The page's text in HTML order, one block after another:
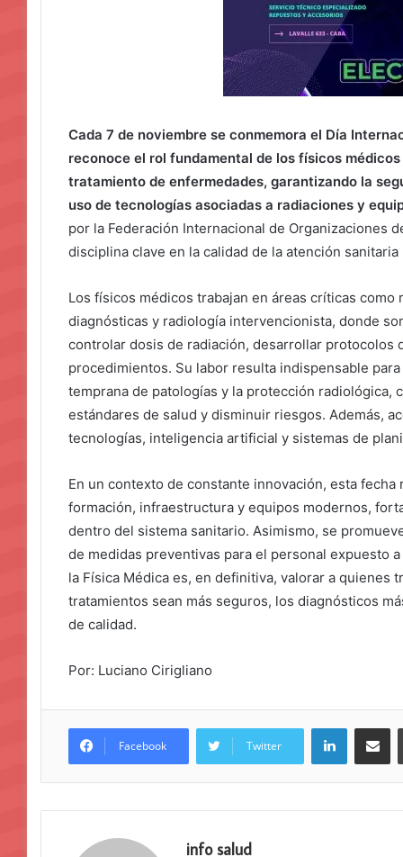
Cada 7 de noviembre se conmemora el Día
reconoce el rol fundamental de los físicos
tratamiento de enfermedades, garantizando la
uso de tecnologías asociadas a radiaciones y
por la Federación Internacional de Organizaciones
disciplina clave en la calidad de la atención sanitaria
Los físicos médicos trabajan en áreas críticas
diagnósticas y radiología intervencionista, donde
controlar dosis de radiación, desarrollar protocolos
procedimientos. Su labor resulta indispensable
temprana de patologías y la protección radiológica,
estándares de salud y disminuir riesgos. Además,
tecnologías, inteligencia artificial y sistemas de
En un contexto de constante innovación, esta
formación, infraestructura y equipos modernos,
dentro del sistema sanitario. Asimismo, se
de medidas preventivas para el personal expuesto
la Física Médica es, en definitiva, valorar a quienes
tratamientos sean más seguros, los diagnósticos
de calidad.
Por: Luciano Cirigliano
Facebook Twitter
LinkedIn
info salud